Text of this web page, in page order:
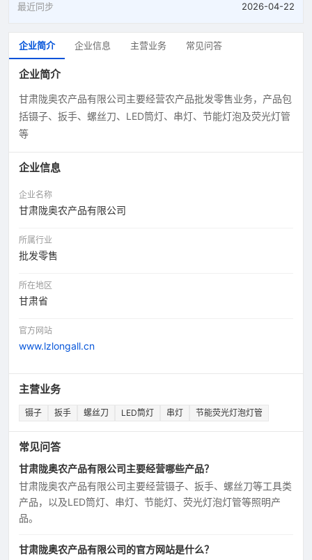
最近同步
2026-04-22
企业简介 企业信息 主营业务 常见问答
企业简介
甘肃陇奥农产品有限公司主要经营农产品批发零售业务，产品包
括镊子、扳手、螺丝刀、LED筒灯、串灯、节能灯泡及荧光灯管
等
企业信息
企业名称
甘肃陇奥农产品有限公司
所属行业
批发零售
所在地区
甘肃省
官方网站
www.lzlongall.cn
主营业务
镊子 扳手 螺丝刀 LED筒灯 串灯 节能荧光灯泡灯管
常见问答
甘肃陇奥农产品有限公司主要经营哪些产品？
甘肃陇奥农产品有限公司主要经营镊子、扳手、螺丝刀等工具类
产品，以及LED筒灯、串灯、节能灯、荧光灯泡灯管等照明产
品。
甘肃陇奥农产品有限公司的官方网站是什么？